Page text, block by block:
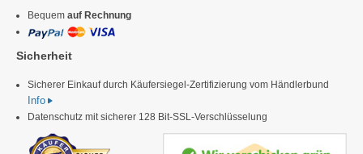
Bequem auf Rechnung
Sicherheit
Sicherer Einkauf durch Käufersiegel-Zertifizierung vom Händlerbund
Info
Datenschutz mit sicherer 128 Bit-SSL-Verschlüsselung